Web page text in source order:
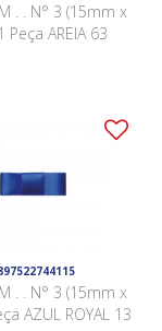
. . N° 3 (15mm x
Peça AREIA 63
. . N° 3 (15mm x
AZUL ROYAL 13